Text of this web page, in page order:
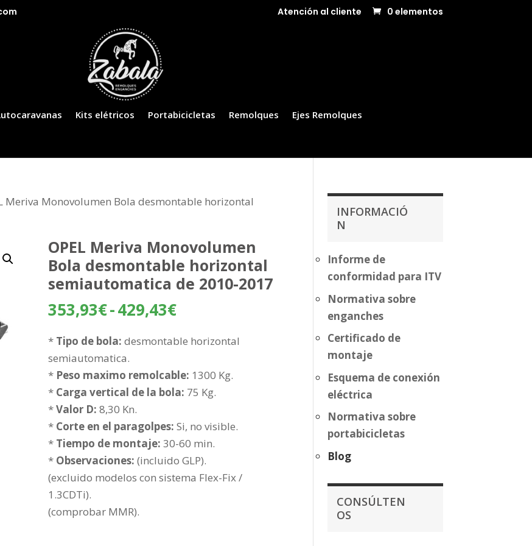
Atención al cliente 0 elementos
Kits elétricos Portabicicletas Remolques
Ejes Remolques
Meriva Monovolumen Bola desmontable horizontal
OPEL Meriva Monovolumen
Bola desmontable horizontal
semiautomatica de 2010-2017
353,93€-429,43€Rango
precios:
353,93€
hasta
* Tipo de bola: desmontable horizontal
semiautomatica.
* Peso maximo remolcable: 1300 Kg.
* Carga vertical de la bola: 75 Kg.
*Valor D: 8,30 Kn.
* Corte en el paragolpes: Si, no visible.
* Tiempo de montaje: 30-60 min.
* Observaciones: (incluido GLP).
(excluido modelos con sistema Flex-Fix /
1.3CDTi).
(comprobar MMR).
INFORMACIÓ
N
Informe de
conformidad para ITV
Normativa sobre
enganches
Certificado de
montaje
Esquema de conexión
eléctrica
Normativa sobre
portabicicletas
Blog
CONSÚLTEN
OS